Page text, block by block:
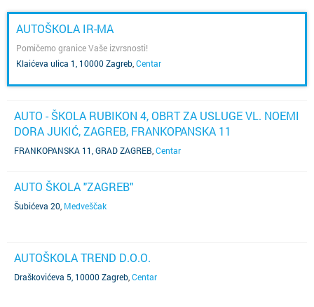
AUTOŠKOLA IR-MA
Pomičemo granice Vaše izvrsnosti!
Klaićeva ulica 1, 10000 Zagreb Centar
AUTO - ŠKOLA RUBIKON 4, OBRT ZA USLUGE VL. NOEMI
DORA JUKIĆ, ZAGREB, FRANKOPANSKA 11
FRANKOPANSKA 11, GRAD ZAGREB Centar
AUTO ŠKOLA "ZAGREB"
Šubićeva 20 Medveščak
AUTOŠKOLA TREND D.O.O.
Draškovićeva 5, 10000 Zagreb Centar